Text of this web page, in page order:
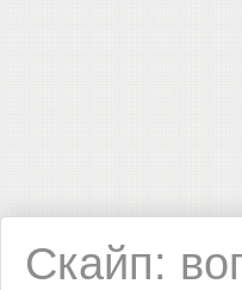
Скайп: